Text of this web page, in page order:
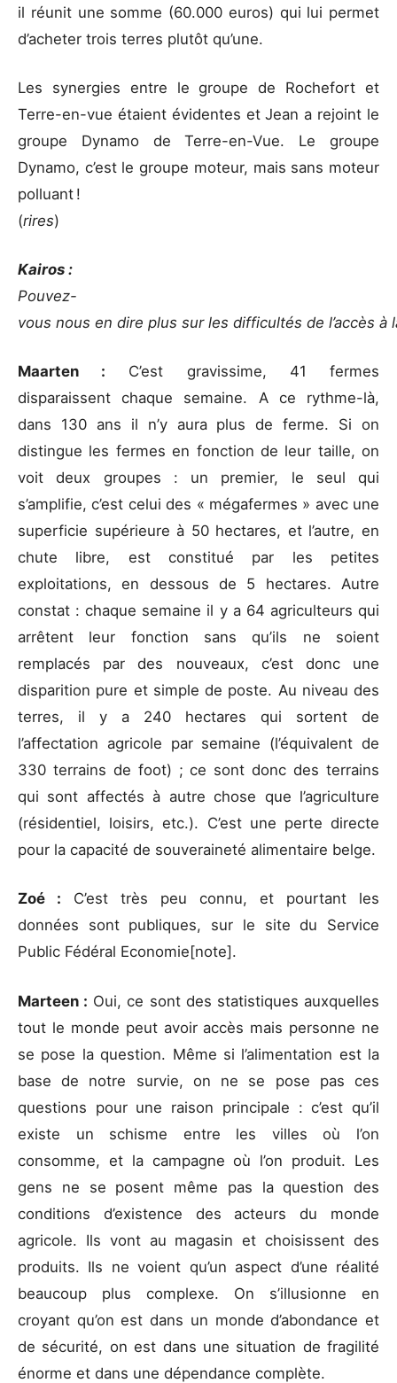
il réunit une somme (60.000 euros) qui lui permet
d’acheter trois terres plutôt qu’une.
Les synergies entre le groupe de Rochefort et
Terre-en-vue étaient évidentes et Jean a rejoint le
groupe Dynamo de Terre-en-Vue. Le groupe
Dynamo, c’est le groupe moteur, mais sans moteur
polluant !
(rires)
Kairos :
Pouvez-
vous nous en dire plus sur les difficultés de l’accès à
Maarten : C’est gravissime, 41 fermes
disparaissent chaque semaine. A ce rythme-là,
dans 130 ans il n’y aura plus de ferme. Si on
distingue les fermes en fonction de leur taille, on
voit deux groupes : un premier, le seul qui
s’amplifie, c’est celui des « mégafermes » avec une
superficie supérieure à 50 hectares, et l’autre, en
chute libre, est constitué par les petites
exploitations, en dessous de 5 hectares. Autre
constat : chaque semaine il y a 64 agriculteurs qui
arrêtent leur fonction sans qu’ils ne soient
remplacés par des nouveaux, c’est donc une
disparition pure et simple de poste. Au niveau des
terres, il y a 240 hectares qui sortent de
l’affectation agricole par semaine (l’équivalent de
330 terrains de foot) ; ce sont donc des terrains
qui sont affectés à autre chose que l’agriculture
(résidentiel, loisirs, etc.). C’est une perte directe
pour la capacité de souveraineté alimentaire belge.
Zoé : C’est très peu connu, et pourtant les
données sont publiques, sur le site du Service
Public Fédéral Economie[note].
Marteen : Oui, ce sont des statistiques auxquelles
tout le monde peut avoir accès mais personne ne
se pose la question. Même si l’alimentation est la
base de notre survie, on ne se pose pas ces
questions pour une raison principale : c’est qu’il
existe un schisme entre les villes où l’on
consomme, et la campagne où l’on produit. Les
gens ne se posent même pas la question des
conditions d’existence des acteurs du monde
agricole. Ils vont au magasin et choisissent des
produits. Ils ne voient qu’un aspect d’une réalité
beaucoup plus complexe. On s’illusionne en
croyant qu’on est dans un monde d’abondance et
de sécurité, on est dans une situation de fragilité
énorme et dans une dépendance complète.